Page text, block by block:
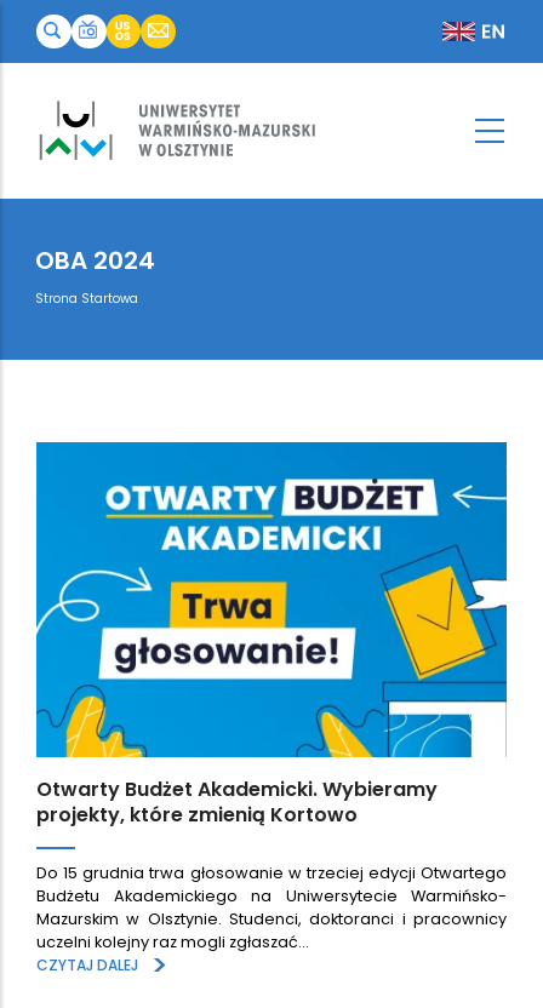
OBA 2024
Breadcrumb
Strona Startowa
Otwarty Budżet Akademicki. Wybieramy
projekty, które zmienią Kortowo
Do 15 grudnia trwa głosowanie w trzeciej edycji Otwartego
Budżetu Akademickiego na Uniwersytecie Warmińsko-
Mazurskim w Olsztynie. Studenci, doktoranci i pracownicy
uczelni kolejny raz mogli zgłaszać…
CZYTAJ DALEJ
>